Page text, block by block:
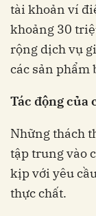
tài khoản ví
khoảng 30
rộng dịch vụ
các sản phẩm
Tác động của
Những thách
tập trung vào
kịp với yêu
thực chất.